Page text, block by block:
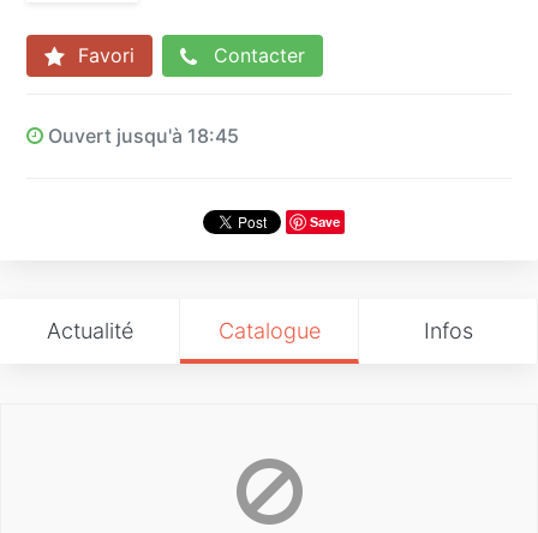
Favori Contacter
Ouvert jusqu'à 18:45
Save
Actualité Catalogue Infos